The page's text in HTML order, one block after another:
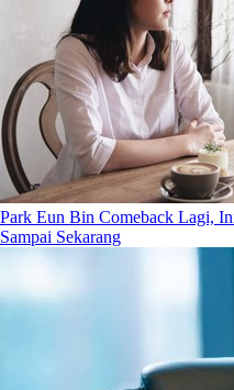
Park Eun Bin Comeback Lagi,
Sampai Sekarang